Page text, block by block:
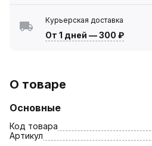
Курьерская доставка
От 1 дней —300 ₽
О товаре
Основные
Код товара
Артикул